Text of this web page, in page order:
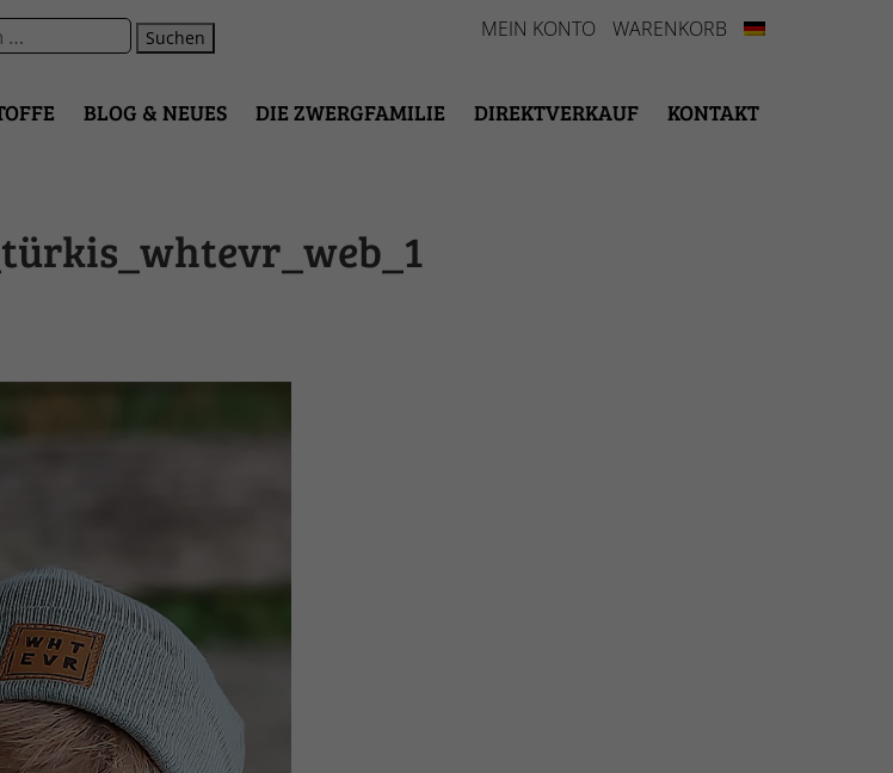
MEIN KONTO WARENKORB
Suchen
BLOG & NEUES DIE ZWERGFAMILIE DIREKTVERKAUF KONTAKT